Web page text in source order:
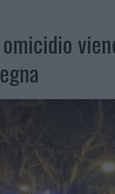
L’AUTO AD ARZACHENA: FERITO IL